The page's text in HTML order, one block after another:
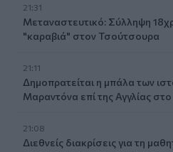
21:31
Μεταναστευτικό: Σύλληψη
"καραβιά" στον Τσούτσουρα
21:11
Δημοπρατείται η μπάλα των
Μαραντόνα επί της Αγγλίας
21:08
Διεθνείς διακρίσεις για τη